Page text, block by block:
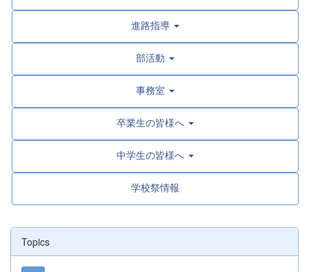
進路指導
部活動
事務室
卒業生の皆様へ
中学生の皆様へ
学校祭情報
Topics